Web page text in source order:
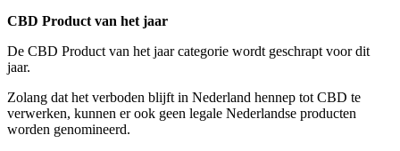
CBD Product van het jaar
De CBD Product van het jaar categorie wordt geschrapt voor dit
jaar.
Zolang dat het verboden blijft in Nederland hennep tot CBD te
verwerken, kunnen er ook geen legale Nederlandse producten
worden genomineerd.